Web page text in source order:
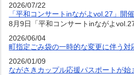
2026/07/22
「平和コンサートinながよvol.27」開
8月9日「平和コンサートinながよ
2026/06/04
町指定ごみ袋の一時的な変更に伴う
2026/01/09
ながさきカップル応援パスポートが